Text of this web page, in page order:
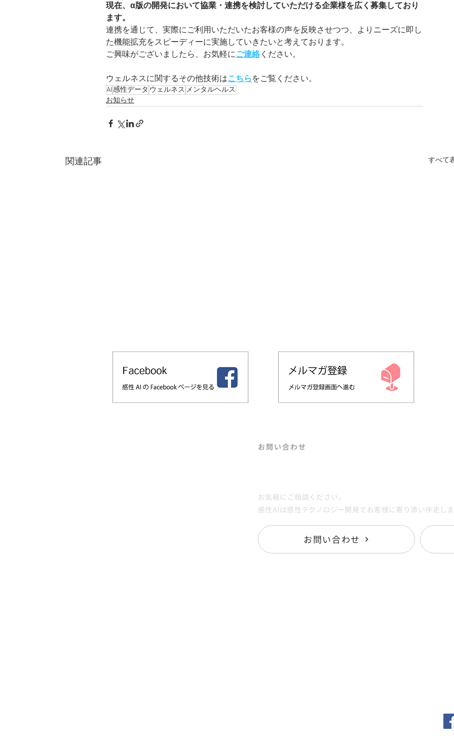
現在、α版の開発において協業・連携を検討していただける企業様を広く募集しており
ます。
連携を通じて、実際にご利用いただいたお客様の声を反映させつつ、よりニーズに即し
た機能拡充をスピーディーに実施していきたいと考えております。
ご興味がございましたら、お気軽にご連絡 ください。
ウェルネスに関するその他技術はこちらをご覧ください。
AI感性データ ウェルネス メンタルヘルス
お知らせ
関連記事 すべて
【感性AIアナリティクス新機能リリー
ー・デザインの試行錯誤を80%減
​お問い合わせ
お気軽にご相談ください。
感性AIは感性テクノロジー開発でお客様に寄り添い伴走し
お問い合わせ